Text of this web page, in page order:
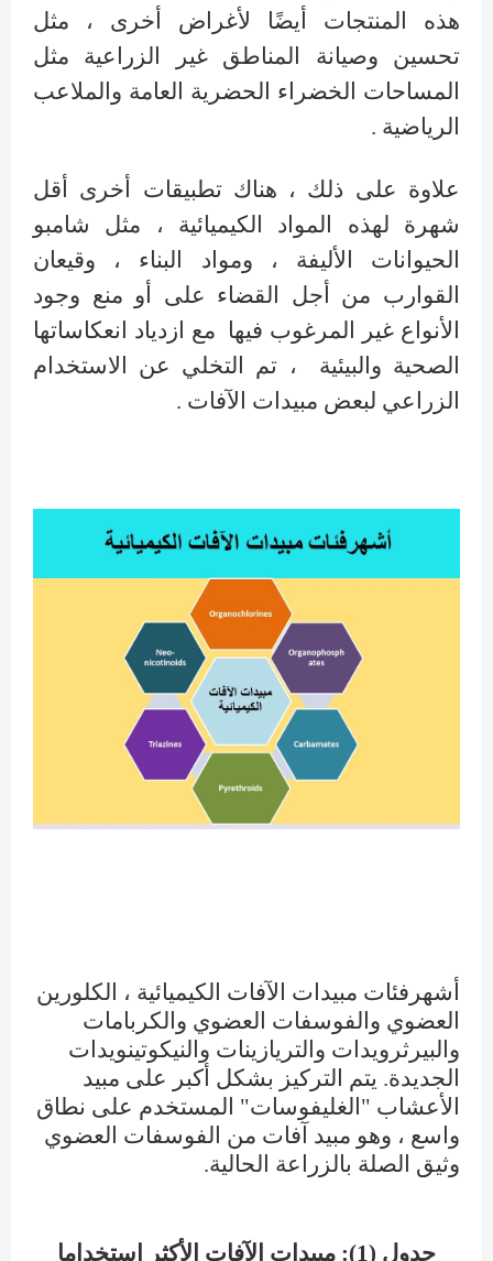
هذه المنتجات أيضًا لأغراض أخرى ، مثل
تحسين وصيانة المناطق غير الزراعية مثل
المساحات الخضراء الحضرية العامة والملاعب
الرياضية .
علاوة على ذلك ، هناك تطبيقات أخرى أقل
شهرة لهذه المواد الكيميائية ، مثل شامبو
الحيوانات الأليفة ، ومواد البناء ، وقيعان
القوارب من أجل القضاء على أو منع وجود
الأنواع غير المرغوب فيها مع ازدياد انعكاساتها
الصحية والبيئية ، تم التخلي عن الاستخدام
الزراعي لبعض مبيدات الآفات .
أشهرفئات مبيدات الآفات الكيميائية ، الكلورين
العضوي والفوسفات العضوي والكربامات
والبيرثرويدات والتريازينات والنيكوتينويدات
الجديدة. يتم التركيز بشكل أكبر على مبيد
الأعشاب "الغليفوسات" المستخدم على نطاق
واسع ، وهو مبيد آفات من الفوسفات العضوي
وثيق الصلة بالزراعة الحالية.
جدول (1): مبيدات الآفات الأكثر استخداما